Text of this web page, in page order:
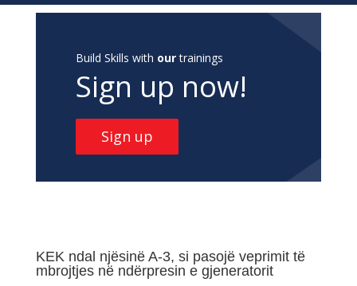
Build Skills with ourtrainings
Sign up now!
Sign up
KEK ndal njësinë A-3, si pasojë veprimit të
mbrojtjes në ndërpresin e gjeneratorit